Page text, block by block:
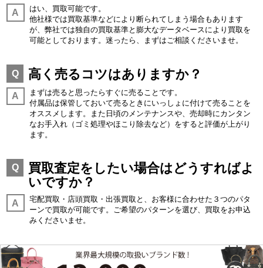
A
はい、買取可能です。
他社様では買取基準などにより断られてしまう場合もあります
が、弊社では独自の買取基準と膨大なデータベースにより買取を
可能としております。迷ったら、まずはご相談くださいませ。
Q 高く売るコツはありますか？
A
まずは売ると思ったらすぐに売ることです。
付属品は保管しておいて売るときにいっしょに付けて売ることを
オススメします。また日頃のメンテナンスや、売却時にカンタン
なお手入れ（ゴミ処理やほこり除去など）をすると評価が上がり
ます。
Q
買取査定をしたい場合はどうすればよ
いですか？
A
宅配買取・店頭買取・出張買取と、お客様に合わせた３つのパタ
ーンで買取が可能です。ご希望のパターンを選び、買取をお申込
みくださいませ。